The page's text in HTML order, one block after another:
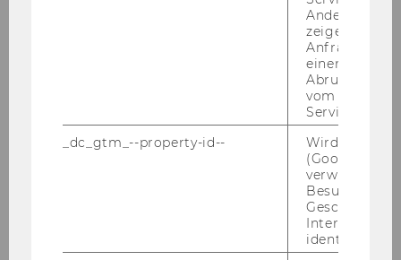
Team Zapkau
Andere
zeigen Opt-
Anfrage im
einen Fehler
Abrufen
vom AMP
Service an.
_dc_gtm_--property-id--
Wird von
(Google Tag
verwendet,
Besucher
Geschlecht
Interessen zu
identifizieren.